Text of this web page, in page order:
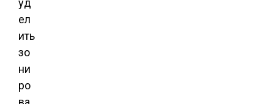
уд
ел
ить
зо
ни
ро